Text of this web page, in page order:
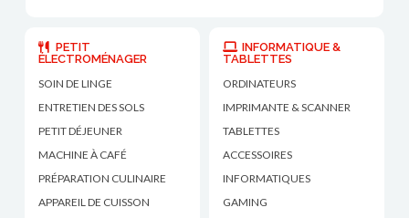
PETIT
ÉLECTROMÉNAGER
SOIN DE LINGE
ENTRETIEN DES SOLS
PETIT DÉJEUNER
MACHINE À CAFÉ
PRÉPARATION CULINAIRE
APPAREIL DE CUISSON
INFORMATIQUE &
TABLETTES
ORDINATEURS
IMPRIMANTE & SCANNER
TABLETTES
ACCESSOIRES
INFORMATIQUES
GAMING